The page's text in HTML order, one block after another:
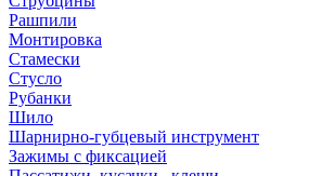
Рашпили
Монтировка
Стамески
Стусло
Рубанки
Шило
Шарнирно-губцевый инструмент
Зажимы с фиксацией